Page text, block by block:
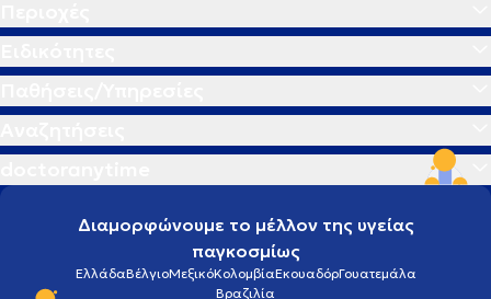
Διαμορφώνουμε το μέλλον της υγείας
παγκοσμίως
ΕλλάδαΒέλγιοΜεξικόΚολομβίαΕκουαδόρΓουατεμάλα
Βραζιλία